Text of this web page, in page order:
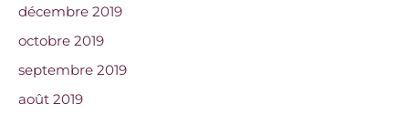
décembre 2019
octobre 2019
septembre 2019
août 2019